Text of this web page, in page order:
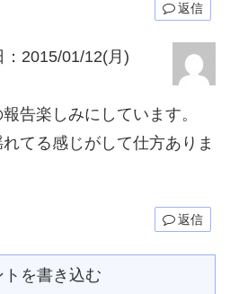
返信
：2015/01/12(月)
告楽しみにしています。
てる感じがして仕方ありま
返信
トを書き込む